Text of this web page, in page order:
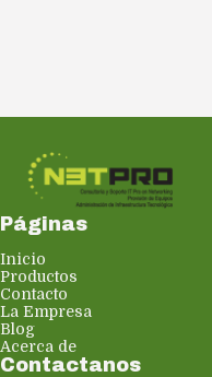
Páginas
Inicio
Productos
Contacto
La Empresa
Blog
Acerca de
Contactanos